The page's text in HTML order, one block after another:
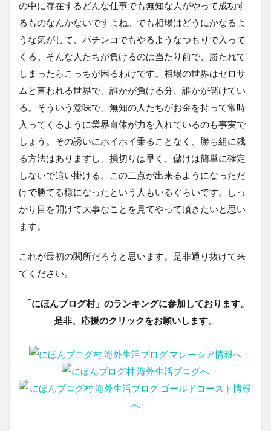
の中に存在するどんな仕事でも無知な人がやって成功す
るものなんかないですよね。でも相場はどうにかなるよ
うな気がして、パチンコでもやるようなつもりで入って
くる。そんな人たちが負けるのは当たり前で、勝たれて
しまったらこっちが困るわけです。相場の世界はゼロサ
ムと言われる世界で、誰かが負ける分、誰かが儲けてい
る。そういう意味で、無知の人たちがお金を持って常時
入ってくるように業界自体が力を入れているのも事実で
しょう。その誘いにホイホイ乗ることなく、勝ち組に残
る方法はありますし、損切りは早く、儲けは簡単に確定
しないで追い掛ける。この二点が出来るようになっただ
けで勝てる様になったという人もいるぐらいです。しっ
かり目を開けて大事なことを見てやって頂きたいと思い
ます。
これが最初の関所だろうと思います。是非通り抜けて来
てください。
「にほんブログ村」のランキングに参加しております。
是非、応援のクリックをお願いします。